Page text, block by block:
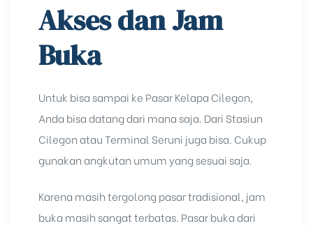
Akses dan Jam
Buka
Untuk bisa sampai ke Pasar Kelapa Cilegon,
Anda bisa datang dari mana saja. Dari Stasiun
Cilegonatau Terminal Seruni juga bisa. Cukup
gunakan angkutan umum yang sesuai saja.
Karena masih tergolong pasar tradisional, jam
buka masih sangat terbatas. Pasar buka dari